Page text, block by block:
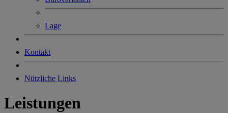
Lage
Kontakt
Nützliche Links
Leistungen